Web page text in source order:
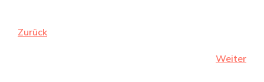
Zurück
Weiter